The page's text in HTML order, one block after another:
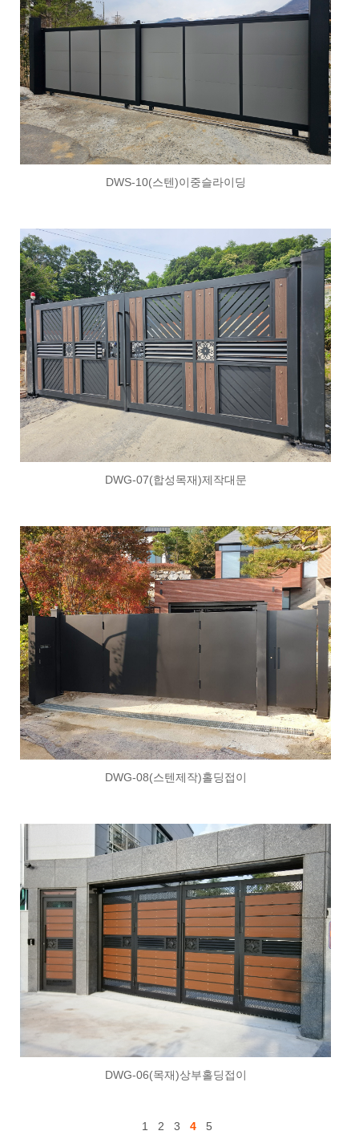
DWS-10(스텐)이중슬라이딩
DWG-07(합성목재)제작대문
DWG-08(스텐제작)홀딩접이
DWG-06(목재)상부홀딩접이
1 2 3 4 5